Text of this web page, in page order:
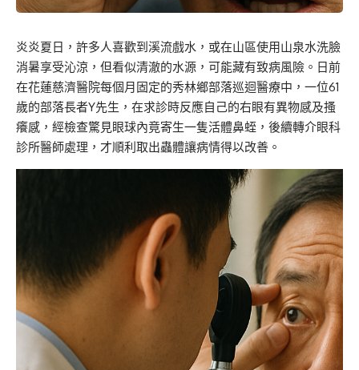
炎炎夏日，許多人喜歡到溪流戲水，或在山區使用山泉水洗臉
消暑享受沁涼，但看似清澈的水源，可能藏有致病風險。日前
在花蓮慈濟醫院每個月固定的秀林鄉部落巡迴醫療中，一位61
歲的部落長者Y先生，在求診時反應自己的右眼有異物感及搔
癢感，經檢查驚見眼球內竟寄生一隻活體鼻蛭，後續轉介眼科
診所醫師處理，才順利取出蟲體讓病情得以改善。